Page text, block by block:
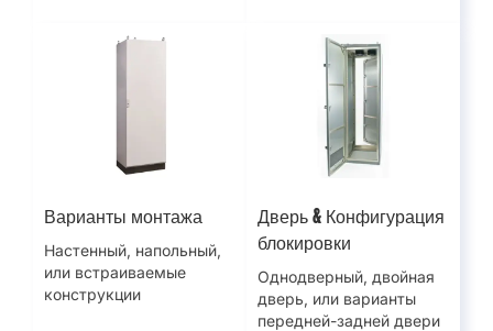
Варианты монтажа
Настенный, напольный,
или встраиваемые
конструкции
Дверь & Конфигурация
блокировки
Однодверный, двойная
дверь, или варианты
передней-задней двери